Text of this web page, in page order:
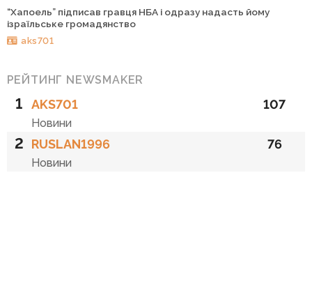
“Хапоель” підписав гравця НБА і одразу надасть йому
ізраїльське громадянство
aks701
РЕЙТИНГ NEWSMAKER
1 AKS701
Новини
107
2 RUSLAN1996
Новини
76